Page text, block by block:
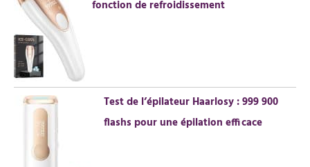
fonction de refroidissement
Test de l’épilateur Haarlosy : 999 900
flashs pour une épilation efficace